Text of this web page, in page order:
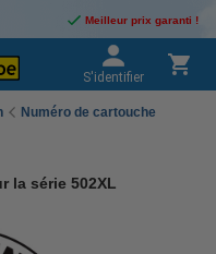
Meilleur prix garanti !
S'identifier
Numéro de cartouche
la série 502XL